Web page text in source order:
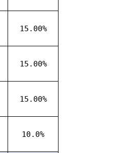
15.00%
15.00%
15.00%
10.0%